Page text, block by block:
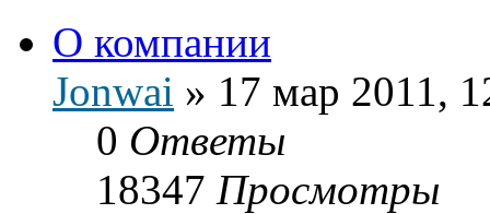
О компании
Jonwai » 17 мар 2011,
0 Ответы
18347 Просмотры